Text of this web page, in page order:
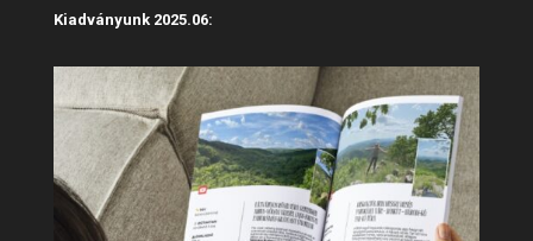
Kiadványunk 2025.06: